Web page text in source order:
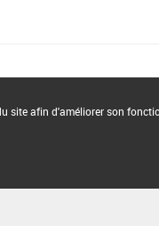
site afin d'améliorer son